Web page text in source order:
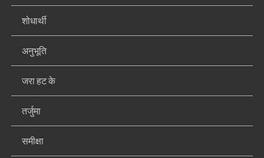
शोधार्थी
अनुभूति
जरा हट के
तर्जुमा
समीक्षा